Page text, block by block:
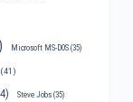
Microsoft MS-DOS(35)
Steve Jobs(35)